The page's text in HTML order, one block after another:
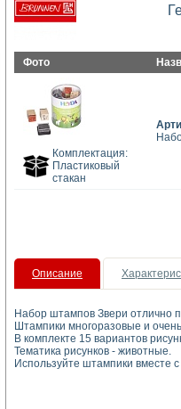
Фото
Комплектация:
Пластиковый
стакан
Описание
Набор штампов Звери отлично
Штампики многоразовые и
В комплекте 15 вариантов
Тематика рисунков - животные.
Используйте штампики